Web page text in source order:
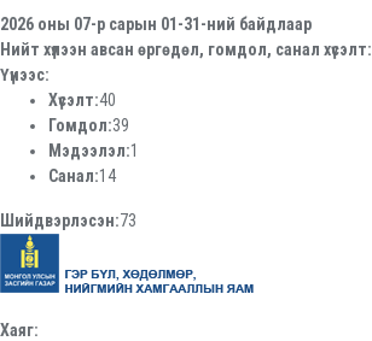
2026 оны 07-р сарын 01-31-ний байдлаар
Нийт хүлээн авсан өргөдөл, гомдол, санал хүсэлт:
Үүнээс:
Хүсэлт:40
Гомдол:39
Мэдээлэл:1
Санал:14
Шийдвэрлэсэн:73
Хаяг: